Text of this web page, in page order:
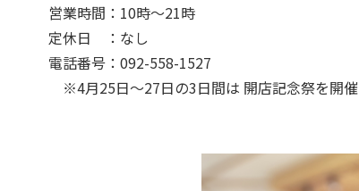
営業時間：10時～21時
定休日 ：なし
電話番号：092-558-1527
※4月25日～27日の3日間は 開店記念祭を開催